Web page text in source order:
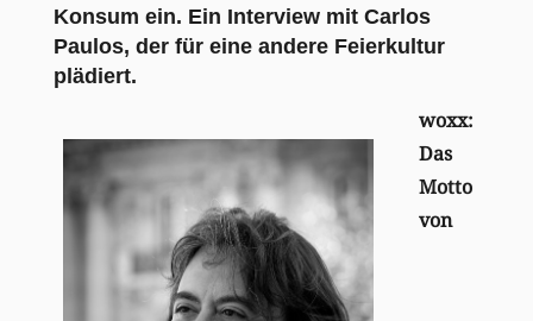
Konsum ein. Ein Interview mit Carlos
Paulos, der für eine andere Feierkultur
plädiert.
woxx:
Das
Motto
von